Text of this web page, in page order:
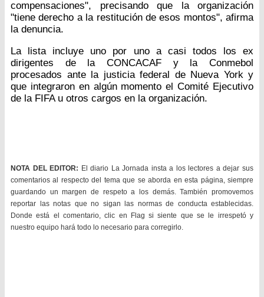
compensaciones", precisando que la organización
"tiene derecho a la restitución de esos montos", afirma
la denuncia.
La lista incluye uno por uno a casi todos los ex
dirigentes de la CONCACAF y la Conmebol
procesados ante la justicia federal de Nueva York y
que integraron en algún momento el Comité Ejecutivo
de la FIFA u otros cargos en la organización.
NOTA DEL EDITOR: El diario La Jornada insta a los lectores a dejar sus
comentarios al respecto del tema que se aborda en esta página, siempre
guardando un margen de respeto a los demás. También promovemos
reportar las notas que no sigan las normas de conducta establecidas.
Donde está el comentario, clic en Flag si siente que se le irrespetó y
nuestro equipo hará todo lo necesario para corregirlo.